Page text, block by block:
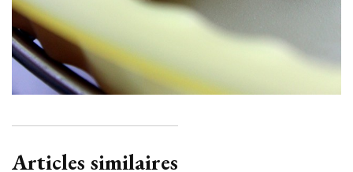
Articles similaires